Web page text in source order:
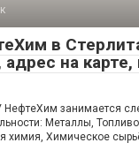
в
на карте,
НефтеХим занимается
Металлы,
химия, Химическое